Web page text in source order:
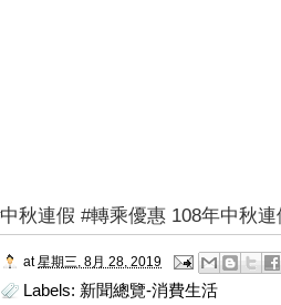
秋連假 #轉乘優惠 108年中秋
at 星期三, 8月 28, 2019
Labels: 新聞總覽-消費生活